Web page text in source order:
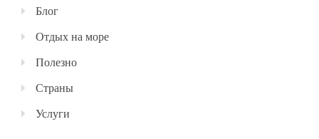
Блог
Отдых на море
Полезно
Страны
Услуги